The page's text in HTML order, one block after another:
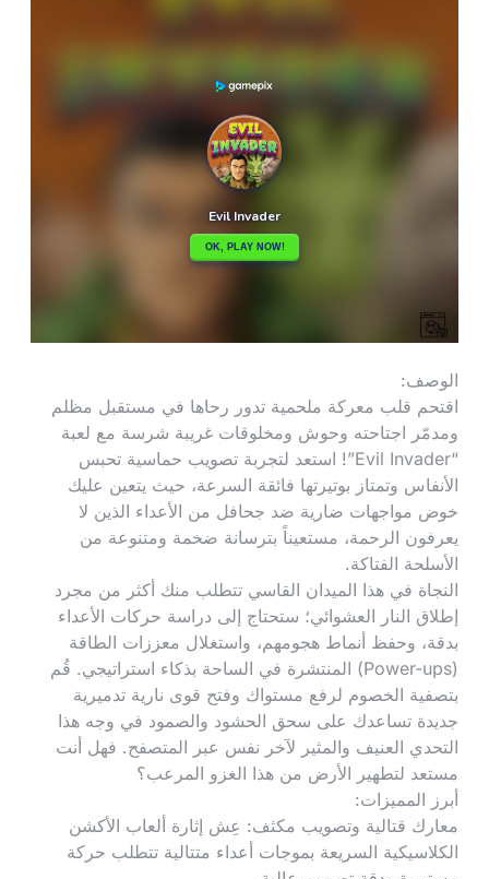
الوصف:
اقتحم قلب معركة ملحمية تدور رحاها في مستقبل مظلم
ومدمّر اجتاحته وحوش ومخلوقات غريبة شرسة مع لعبة
“Evil Invader”! استعد لتجربة تصويب حماسية تحبس
الأنفاس وتمتاز بوتيرتها فائقة السرعة، حيث يتعين عليك
خوض مواجهات ضارية ضد جحافل من الأعداء الذين لا
يعرفون الرحمة، مستعيناً بترسانة ضخمة ومتنوعة من
الأسلحة الفتاكة.
النجاة في هذا الميدان القاسي تتطلب منك أكثر من مجرد
إطلاق النار العشوائي؛ ستحتاج إلى دراسة حركات الأعداء
بدقة، وحفظ أنماط هجومهم، واستغلال معززات الطاقة
(Power-ups) المنتشرة في الساحة بذكاء استراتيجي. قُم
بتصفية الخصوم لرفع مستواك وفتح قوى نارية تدميرية
جديدة تساعدك على سحق الحشود والصمود في وجه هذا
التحدي العنيف والمثير لآخر نفس عبر المتصفح. فهل أنت
مستعد لتطهير الأرض من هذا الغزو المرعب؟
أبرز المميزات:
معارك قتالية وتصويب مكثف: عِش إثارة ألعاب الأكشن
الكلاسيكية السريعة بموجات أعداء متتالية تتطلب حركة